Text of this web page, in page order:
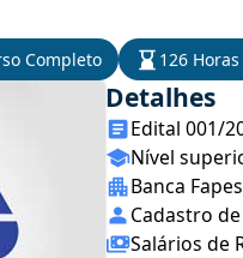
Completo 126
Detalhes
Edital 001/
Nível
Banca
Cadastro
Salários de